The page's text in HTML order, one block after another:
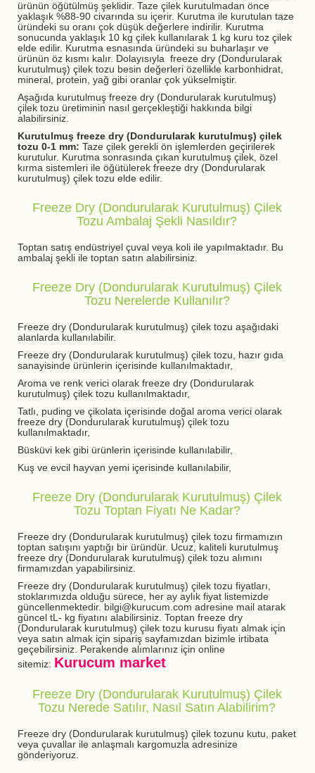
ürünün öğütülmüş şeklidir. Taze çilek kurutulmadan önce
yaklaşık %88-90 civarında su içerir. Kurutma ile kurutulan taze
üründeki su oranı çok düşük değerlere indirilir. Kurutma
sonucunda yaklaşık 10 kg çilek kullanılarak 1 kg kuru toz çilek
elde edilir. Kurutma esnasında üründeki su buharlaşır ve
ürünün öz kısmı kalır. Dolayısıyla freeze dry (Dondurularak
kurutulmuş) çilek tozu besin değerleri özellikle karbonhidrat,
mineral, protein, yağ gibi oranlar çok yükselmiştir.
Aşağıda kurutulmuş freeze dry (Dondurularak kurutulmuş)
çilek tozu üretiminin nasıl gerçekleştiği hakkında bilgi
alabilirsiniz.
Kurutulmuş freeze dry (Dondurularak kurutulmuş) çilek
tozu 0-1 mm: Taze çilek gerekli ön işlemlerden geçirilerek
kurutulur. Kurutma sonrasında çıkan kurutulmuş çilek, özel
kırma sistemleri ile öğütülerek freeze dry (Dondurularak
kurutulmuş) çilek tozu elde edilir.
Freeze Dry (Dondurularak Kurutulmuş) Çilek
Tozu Ambalaj Şekli Nasıldır?
Toptan satış endüstriyel çuval veya koli ile yapılmaktadır. Bu
ambalaj şekli ile toptan satın alabilirsiniz.
Freeze Dry (Dondurularak Kurutulmuş) Çilek
Tozu Nerelerde Kullanılır?
Freeze dry (Dondurularak kurutulmuş) çilek tozu aşağıdaki
alanlarda kullanılabilir.
Freeze dry (Dondurularak kurutulmuş) çilek tozu, hazır gıda
sanayisinde ürünlerin içerisinde kullanılmaktadır,
Aroma ve renk verici olarak freeze dry (Dondurularak
kurutulmuş) çilek tozu kullanılmaktadır,
Tatlı, puding ve çikolata içerisinde doğal aroma verici olarak
freeze dry (Dondurularak kurutulmuş) çilek tozu
kullanılmaktadır,
Büsküvi kek gibi ürünlerin içerisinde kullanılabilir,
Kuş ve evcil hayvan yemi içerisinde kullanılabilir,
Freeze Dry (Dondurularak Kurutulmuş) Çilek
Tozu Toptan Fiyatı Ne Kadar?
Freeze dry (Dondurularak kurutulmuş) çilek tozu firmamızın
toptan satışını yaptığı bir üründür. Ucuz, kaliteli kurutulmuş
freeze dry (Dondurularak kurutulmuş) çilek tozu alımını
firmamızdan yapabilirsiniz.
Freeze dry (Dondurularak kurutulmuş) çilek tozu fiyatları,
stoklarımızda olduğu sürece, her ay aylık fiyat listemizde
güncellenmektedir. bilgi@kurucum.com adresine mail atarak
güncel tL- kg fiyatını alabilirsiniz. Toptan freeze dry
(Dondurularak kurutulmuş) çilek tozu kurusu fiyatı almak için
veya satın almak için sipariş sayfamızdan bizimle irtibata
geçebilirsiniz. Perakende alımlarınız için online
sitemiz: Kurucum market
Freeze Dry (Dondurularak Kurutulmuş) Çilek
Tozu Nerede Satılır, Nasıl Satın Alabilirim?
Freeze dry (Dondurularak kurutulmuş) çilek tozunu kutu, paket
veya çuvallar ile anlaşmalı kargomuzla adresinize
gönderiyoruz.